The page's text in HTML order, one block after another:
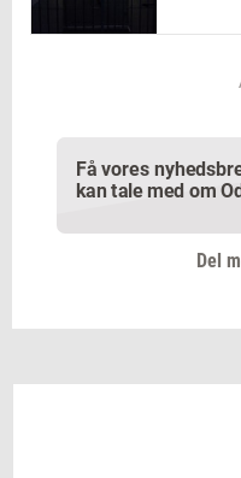
Få vores
kan tale med om
Del